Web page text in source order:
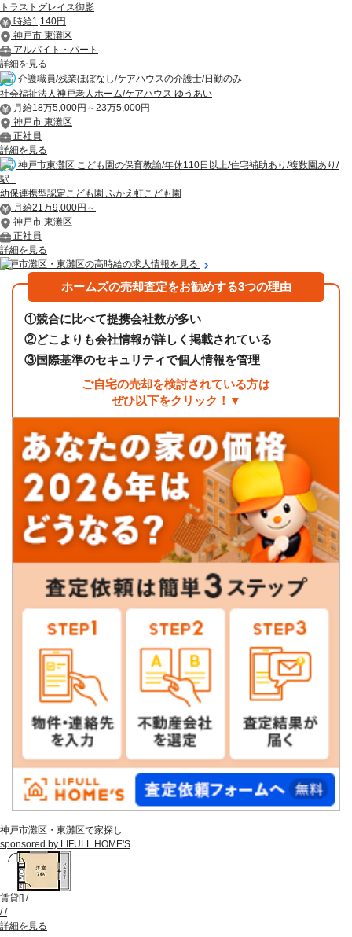
トラストグレイス御影
時給1,140円
神戸市 東灘区
アルバイト・パート
詳細を見る
介護職員/残業ほぼなし/ケアハウスの介護士/日勤のみ
社会福祉法人神戸老人ホーム/ケアハウス ゆうあい
月給18万5,000円～23万5,000円
神戸市 東灘区
正社員
詳細を見る
神戸市東灘区 こども園の保育教諭/年休110日以上/住宅補助あり/複数園あり/
駅...
幼保連携型認定こども園 ふかえ虹こども園
月給21万9,000円～
神戸市 東灘区
正社員
詳細を見る
神戸市灘区・東灘区の高時給の求人情報を見る
ホームズの売却査定をお勧めする3つの理由
①競合に比べて提携会社数が多い
②どこよりも会社情報が詳しく掲載されている
③国際基準のセキュリティで個人情報を管理
ご自宅の売却を検討されている方は
ぜひ以下をクリック！▼
神戸市灘区・東灘区で家探し
sponsored by LIFULL HOME'S
賃貸[] /
//
詳細を見る